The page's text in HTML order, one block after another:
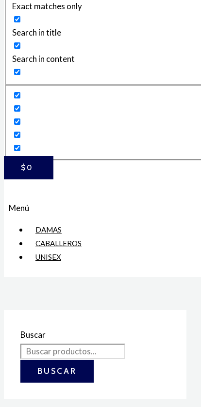
Exact matches only
Search in title
Search in content
$ 0
Menú
DAMAS
CABALLEROS
UNISEX
Buscar
BUSCAR